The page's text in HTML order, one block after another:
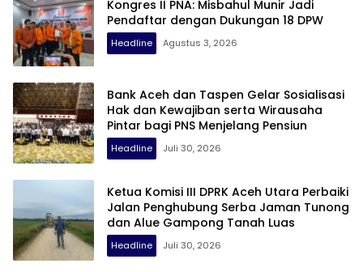
Kongres II PNA: Misbahul Munir Jadi
Pendaftar dengan Dukungan 18 DPW
Headline Agustus 3, 2026
Bank Aceh dan Taspen Gelar Sosialisasi
Hak dan Kewajiban serta Wirausaha
Pintar bagi PNS Menjelang Pensiun
Headline Juli 30, 2026
Ketua Komisi III DPRK Aceh Utara Perbaiki
Jalan Penghubung Serba Jaman Tunong
dan Alue Gampong Tanah Luas
Headline Juli 30, 2026